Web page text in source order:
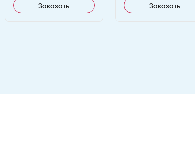
Заказать Заказать